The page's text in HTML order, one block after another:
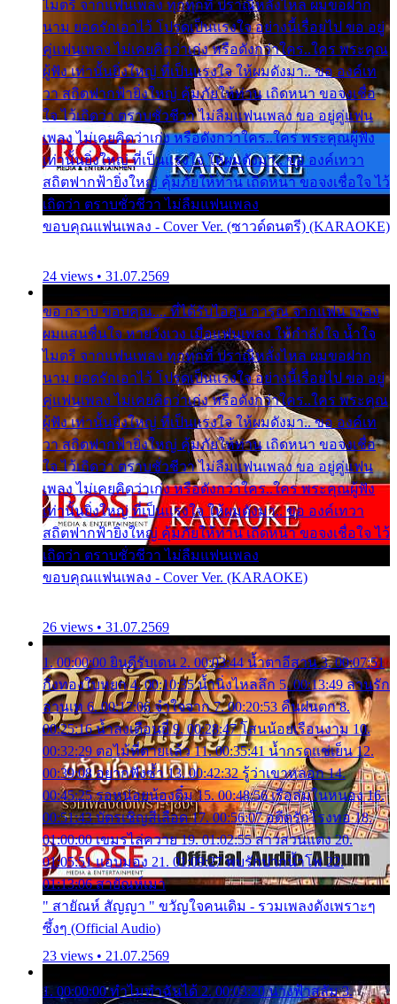
ไมตรี จากแฟนเพลง ทุกทุกที่ ปราณีหลั่งไหล ผมขอฝาก
นาม ยอดรักเอาไว้ โปรดเป็นแรงใจ อย่างนี้เรื่อยไป ขอ อยู่
คู่แฟนเพลง ไม่เคยคิดว่าเก่ง หรือดังกว่าใคร..ใคร พระคุณ
ผู้ฟัง เท่านั้นยิ่งใหญ่ ที่เป็นแรงใจ ให้ผมดังมา.. ขอ องค์เท
วา สถิตฟากฟ้ายิ่งใหญ่ คุ้มภัยให้ท่าน เถิดหนา ขอจงเชื่อ
ใจ ไว้เถิดว่า ตราบชั่วชีวา ไม่ลืมแฟนเพลง ขอ อยู่คู่แฟน
เพลง ไม่เคยคิดว่าเก่ง หรือดังกว่าใคร..ใคร พระคุณผู้ฟัง
เท่านั้นยิ่งใหญ่ ที่เป็นแรงใจ ให้ผมดังมา.. ขอ องค์เทวา
สถิตฟากฟ้ายิ่งใหญ่ คุ้มภัยให้ท่าน เถิดหนา ขอจงเชื่อใจ ไว้
เถิดว่า ตราบชั่วชีวา ไม่ลืมแฟนเพลง
ขอบคุณแฟนเพลง - Cover Ver. (ซาวด์ดนตรี) (KARAOKE)
24 views • 31.07.2569
ขอ กราบ ขอบคุณ.... ที่ได้รับไออุ่น การุณ จากแฟน เพลง
ผมแสนชื่นใจ หายวังเวง เมื่อแฟนเพลง ให้กำลังใจ น้ำใจ
ไมตรี จากแฟนเพลง ทุกทุกที่ ปราณีหลั่งไหล ผมขอฝาก
นาม ยอดรักเอาไว้ โปรดเป็นแรงใจ อย่างนี้เรื่อยไป ขอ อยู่
คู่แฟนเพลง ไม่เคยคิดว่าเก่ง หรือดังกว่าใคร..ใคร พระคุณ
ผู้ฟัง เท่านั้นยิ่งใหญ่ ที่เป็นแรงใจ ให้ผมดังมา.. ขอ องค์เท
วา สถิตฟากฟ้ายิ่งใหญ่ คุ้มภัยให้ท่าน เถิดหนา ขอจงเชื่อ
ใจ ไว้เถิดว่า ตราบชั่วชีวา ไม่ลืมแฟนเพลง ขอ อยู่คู่แฟน
เพลง ไม่เคยคิดว่าเก่ง หรือดังกว่าใคร..ใคร พระคุณผู้ฟัง
เท่านั้นยิ่งใหญ่ ที่เป็นแรงใจ ให้ผมดังมา.. ขอ องค์เทวา
สถิตฟากฟ้ายิ่งใหญ่ คุ้มภัยให้ท่าน เถิดหนา ขอจงเชื่อใจ ไว้
เถิดว่า ตราบชั่วชีวา ไม่ลืมแฟนเพลง
ขอบคุณแฟนเพลง - Cover Ver. (KARAOKE)
26 views • 31.07.2569
1. 00:00:00 ยินดีรับเดน 2. 00:03:44 น้ำตาอีสาน 3. 00:07:51
กิ่งทองใบหยก 4. 00:10:35 น้ำนิ่งไหลลึก 5. 00:13:49 ลานรัก
ลานเท 6. 00:17:06 จำใจจาก 7. 00:20:53 คืนฝนตก 8.
00:25:16 น้ำลงเดือนยี่ 9. 00:28:47 โสนน้อยเรือนงาม 10.
00:32:29 ตอไม้ที่ตายแล้ว 11. 00:35:41 น้ำกรดแช่เย็น 12.
00:39:08 อยากฟังซ้ำ 13. 00:42:32 รู้ว่าเขาหลอก 14.
00:45:25 รอหน่อยน้องติ๋ม 15. 00:48:56 เรือล่มในหนอง 16.
00:51:43 บัตรเชิญสีเลือด 17. 00:56:07 อดีตรักโรงทอ 18.
01:00:00 เขมรไล่ควาย 19. 01:02:55 สาวสวนแตง 20.
01:05:51 แอบมอง 21. 01:09:27 พบรักปากน้ำโพ 22.
01:13:06 สายัณห์เมา
" สายัณห์ สัญญา " ขวัญใจคนเดิม - รวมเพลงดังเพราะๆ
ซึ้งๆ (Official Audio)
23 views • 21.07.2569
1. 00:00:00 ทำไมทำฉันได้ 2. 00:03:20 นางฟ้าสลัม 3.